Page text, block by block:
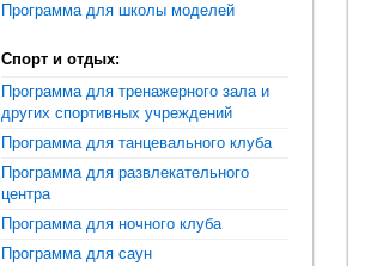
Программа для школы моделей
Спорт и отдых:
Программа для тренажерного зала и
других спортивных учреждений
Программа для танцевального клуба
Программа для развлекательного
центра
Программа для ночного клуба
Программа для саун